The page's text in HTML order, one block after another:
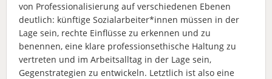
von Professionalisierung auf verschiedenen Ebenen
deutlich: künftige Sozialarbeiter*innen müssen in der
Lage sein, rechte Einflüsse zu erkennen und zu
benennen, eine klare professionsethische Haltung zu
vertreten und im Arbeitsalltag in der Lage sein,
Gegenstrategien zu entwickeln. Letztlich ist also eine